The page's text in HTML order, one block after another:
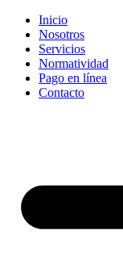
Inicio
Nosotros
Servicios
Normatividad
Pago en línea
Contacto